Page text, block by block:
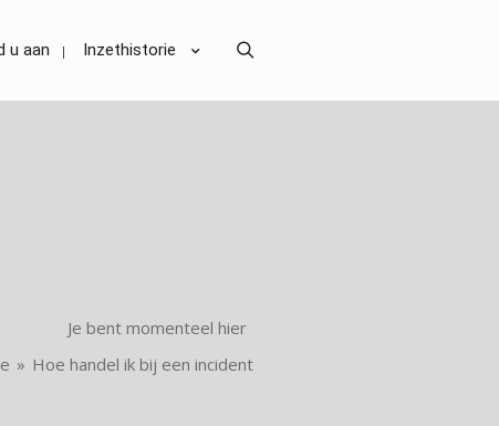
u aan Inzethistorie
Je bent momenteel hier
» Hoe handel ik bij een incident